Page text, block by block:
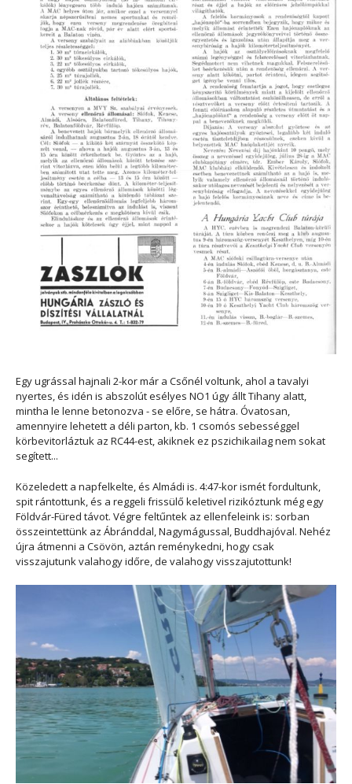
Egy ugrással hajnali 2-kor már a Csőnél voltunk, ahol a tavalyi
nyertes, és idén is abszolút esélyes NO1 úgy állt Tihany alatt,
mintha le lenne betonozva - se előre, se hátra. Óvatosan,
amennyire lehetett a déli parton, kb. 1 csomós sebességgel
körbevitorláztuk az RC44-est, akiknek ez pszichikailag nem sokat
segített...
Közeledett a napfelkelte, és Almádi is. 4:47-kor ismét fordultunk,
spit rántottunk, és a reggeli frissülő keletivel rizikóztunk még egy
Földvár-Füred távot. Végre feltűntek az ellenfeleink is: sorban
összeintettünk az Ábránddal, Nagymágussal, Buddhajóval. Nehéz
újra átmenni a Csövön, aztán reménykedni, hogy csak
visszajutunk valahogy időre, de valahogy visszajutottunk!